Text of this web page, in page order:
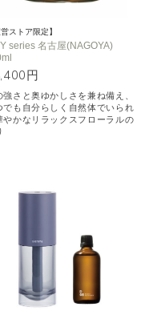
営ストア限定】
series 名古屋(NAGOYA)
円
強さと奥ゆかしさを兼ね備え、
でも自分らしく自然体でいられ
やかなリラックスフローラルの